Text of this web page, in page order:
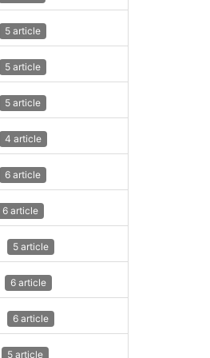
5 article
5 article
5 article
4 article
6 article
6 article
5 article
6 article
6 article
5 article